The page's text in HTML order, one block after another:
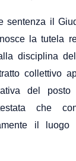
sentenza il
la tutela
disciplina
collettivo
del
che
il